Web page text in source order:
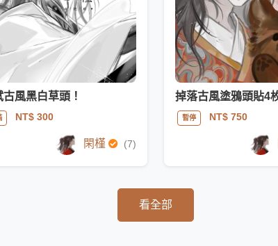
古風黑白草頭！
NT$ 300
閑槿 (7)
暫停 NT$ 750
看全部